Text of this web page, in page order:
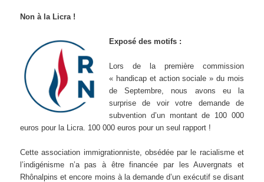
Non à la Licra !
Exposé des motifs :
Lors de la première commission
« handicap et action sociale » du mois
de Septembre, nous avons eu la
surprise de voir votre demande de
subvention d’un montant de 100 000
euros pour la Licra. 100 000 euros pour un seul rapport !
Cette association immigrationniste, obsédée par le racialisme et
l’indigénisme n’a pas à être financée par les Auvergnats et
Rhônalpins et encore moins à la demande d’un exécutif se disant